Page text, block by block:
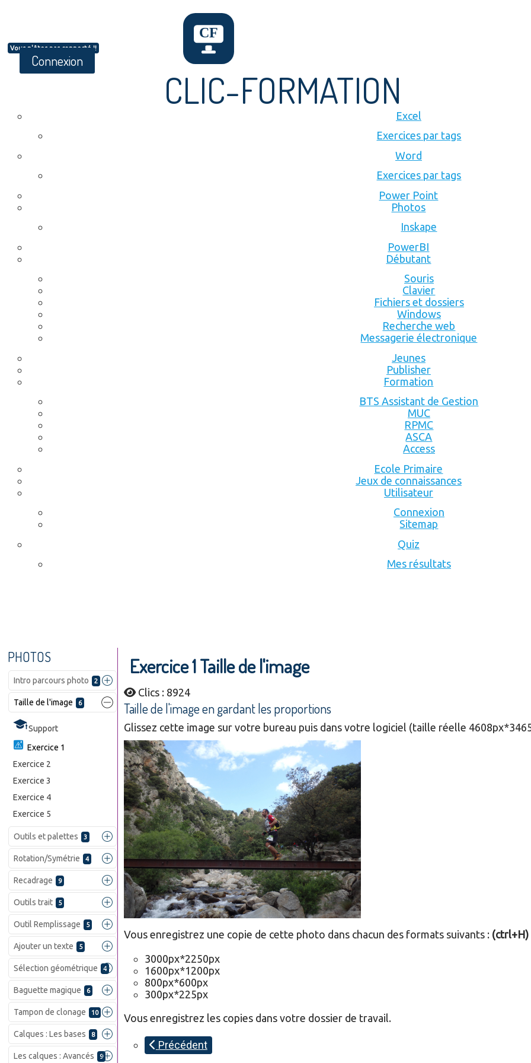
Vous n'êtes pas connecté !!
Connexion
CLIC-FORMATION
Excel
Exercices par tags
Word
Exercices par tags
Power Point
Photos
Inskape
PowerBI
Débutant
Souris
Clavier
Fichiers et dossiers
Windows
Recherche web
Messagerie électronique
Jeunes
Publisher
Formation
BTS Assistant de Gestion
MUC
RPMC
ASCA
Access
Ecole Primaire
Jeux de connaissances
Utilisateur
Connexion
Sitemap
Quiz
Mes résultats
PHOTOS
Intro parcours photo 2
Taille de l'image 6
Support
Exercice 1
Exercice 2
Exercice 3
Exercice 4
Exercice 5
Outils et palettes 3
Rotation/Symétrie 4
Recadrage 9
Outils trait 5
Outil Remplissage 5
Ajouter un texte 5
Sélection géométrique 4
Baguette magique 6
Tampon de clonage 10
Calques : Les bases 8
Les calques : Avancés 9
Exercice 1 Taille de l'image
Clics : 8924
Taille de l'image en gardant les proportions
Glissez cette image sur votre bureau puis dans votre logiciel (taille réelle
Vous enregistrez une copie de cette photo dans chacun des formats suivants : (ctrl+H)
3000px*2250px
1600px*1200px
800px*600px
300px*225px
Vous enregistrez les copies dans votre dossier de travail.
Précédent